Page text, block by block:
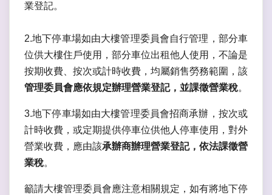
業登記。
2.地下停車場如由大樓管理委員會自行管理，部分車
位供大樓住戶使用，部分車位出租他人使用，不論是
按期收費、按次或計時收費，均屬銷售勞務範圍，該
管理委員會應依規定辦理營業登記，並課徵營業稅。
3.地下停車場如由大樓管理委員會招商承辦，按次或
計時收費，或定期提供停車位供他人停車使用，對外
營業收費，應由該承辦商辦理營業登記，依法課徵營
業稅。
籲請大樓管理委員會應注意相關規定，如有將地下停